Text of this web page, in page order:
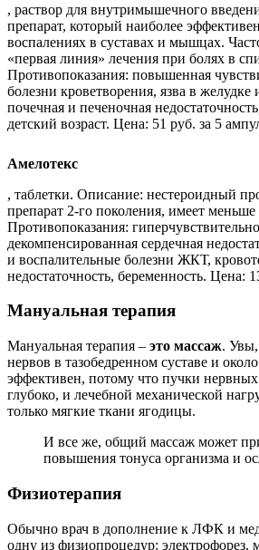
, раствор для внутримышечного
препарат, который наиболее
воспалениях в суставах и мышцах.
«первая линия» лечения при болях в
Противопоказания: повышенная
болезни кроветворения, язва в
почечная и печеночная
детский возраст. Цена: 51 руб. за 5
Амелотекс
, таблетки. Описание: нестероидный
препарат 2-го поколения, имеет
Противопоказания:
декомпенсированная сердечная
и воспалительные болезни ЖКТ,
недостаточность, беременность. Цена:
Мануальная терапия
Мануальная терапия – это массаж.
нервов в тазобедренном суставе и
эффективен, потому что пучки нервных
глубоко, и лечебной механической
только мягкие ткани ягодицы.
И все же, общий массаж может
повышения тонуса организма и
Физиотерапия
Обычно врач в дополнение к ЛФК и
одну из физиопроцедур: электрофорез,